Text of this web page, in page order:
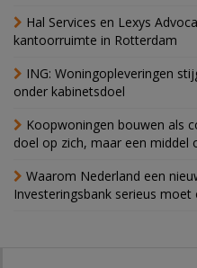
Hal Services en Lexys
kantoorruimte in Rotterdam
ING: Woningopleveringen
onder kabinetsdoel
Koopwoningen bouwen als
doel op zich, maar een middel
Waarom Nederland een
Investeringsbank serieus moet